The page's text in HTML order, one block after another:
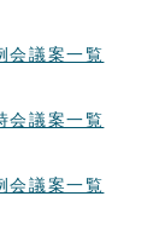
会議案一覧
会議案一覧
会議案一覧